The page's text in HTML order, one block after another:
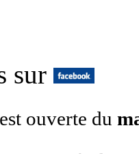
sur
ouverte du